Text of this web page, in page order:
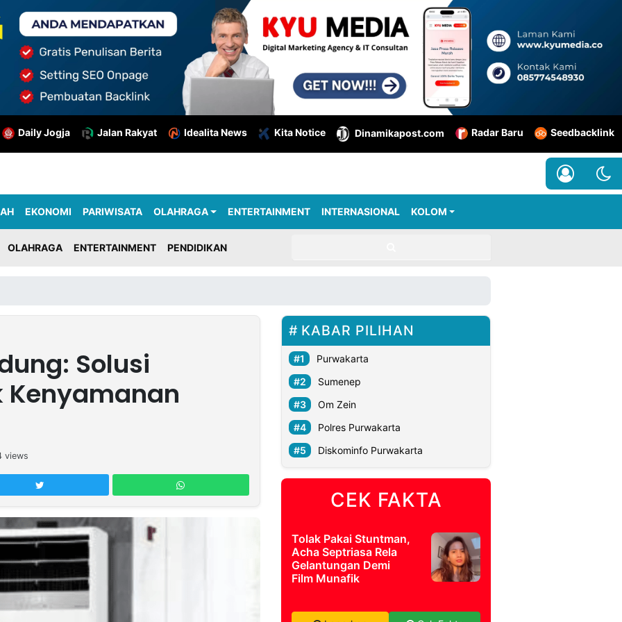
Daily Jogja Jalan Rakyat Idealita News Kita Notice Dinamikapost.com Radar Baru Seedbacklink
EKONOMI PARIWISATA OLAHRAGA ENTERTAINMENT INTERNASIONAL KOLOM
OLAHRAGA ENTERTAINMENT PENDIDIKAN
Solusi
Kenyamanan
views
KABAR PILIHAN
Purwakarta
Sumenep
Om Zein
Polres Purwakarta
Diskominfo Purwakarta
CEK FAKTA
Tolak Pakai Stuntman,
Acha Septriasa Rela
Gelantungan Demi
Film Munafik